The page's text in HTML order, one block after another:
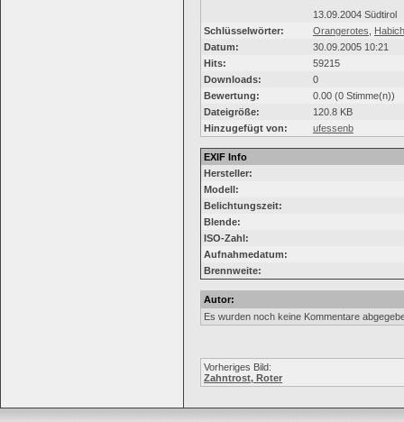
13.09.2004 Südtirol
Schlüsselwörter:
Orangerotes
Datum:
30.09.2005 10:21
Hits:
59215
Downloads:
0
Bewertung:
0.00 (0 Stimme(n))
Dateigröße:
120.8 KB
Hinzugefügt von:
ufessenb
EXIF Info
Hersteller:
Modell:
Belichtungszeit:
Blende:
ISO-Zahl:
Aufnahmedatum:
Brennweite:
Autor:
Es wurden noch keine Kommentare
Vorheriges Bild:
Zahntrost, Roter